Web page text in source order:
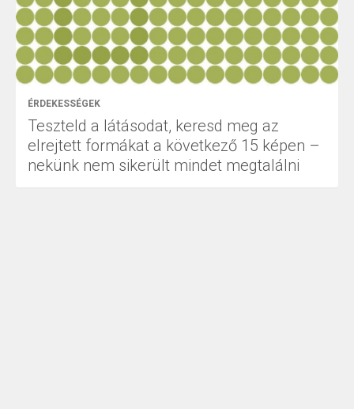
ÉRDEKESSÉGEK
Teszteld a látásodat, keresd meg az
elrejtett formákat a következő 15 képen –
nekünk nem sikerült mindet megtalálni